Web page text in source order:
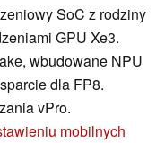
SoC z rodziny
GPU Xe3.
wbudowane NPU
dla FP8.
vPro.
mobilnych